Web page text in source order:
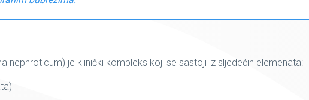
nephroticum) je klinički kompleks koji se sastoji iz sljedećih elemenata: